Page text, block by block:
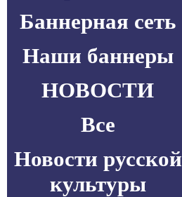
Баннерная сеть
Наши баннеры
НОВОСТИ
Все
Новости русской
культуры